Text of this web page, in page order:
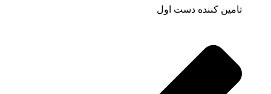
تامین کننده دست اول